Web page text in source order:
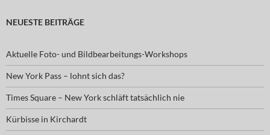
NEUESTE BEITRÄGE
Aktuelle Foto- und Bildbearbeitungs-Workshops
New York Pass – lohnt sich das?
Times Square – New York schläft tatsächlich nie
Kürbisse in Kirchardt